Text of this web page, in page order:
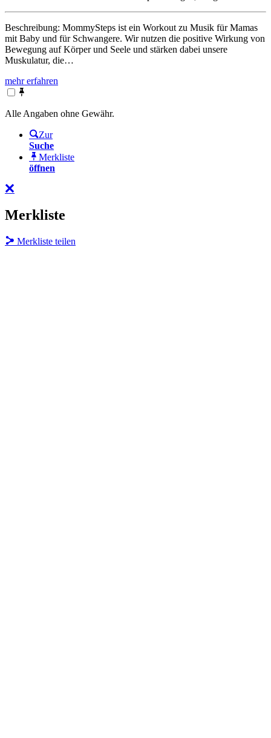
Beschreibung: MommySteps ist ein Workout zu Musik für Mamas
mit Baby und für Schwangere. Wir nutzen die positive Wirkung von
Bewegung auf Körper und Seele und stärken dabei unsere
Muskulatur, die…
mehr erfahren
Alle Angaben ohne Gewähr.
Zur
Suche
Merkliste
öffnen
Merkliste
Merkliste teilen